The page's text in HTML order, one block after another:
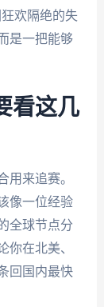
欢隔绝的失
是一把能够
看这几
用来追赛。
像一位经验
全球节点分
你在北美、
回国内最快